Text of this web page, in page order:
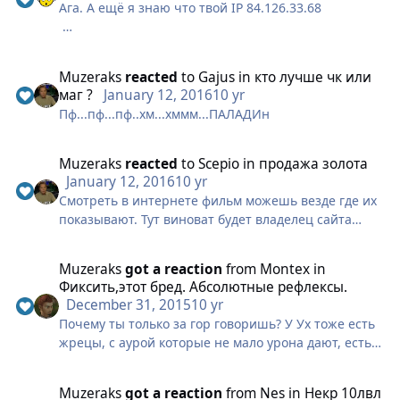
а что имеет рог? огромный дд, догоняющие скиллы
тотема который за секунды сливает неточенных
игроков, заканчивая хил тотетом который за
секунды будет держать шаму фулл хп.
ЧК? да он вообще всегда имел контроль, а щас ещё
и полный
Некр? У него одна яма чего стоит, если 9-ти
секундный сон не рассматривать.
А что имеет жрец? Может продолговатый предмет
за щекой?
Вы вообще смотрите, что у нас кроме угрозы и
расплаты ничего нормального нет, станов мы
Мне абсолютно всёравно что вы мне ответите, я
Ага. А ещё я знаю что твой IP 84.126.33.68
У тут у всех на уме складывается "УУУ ВЗАЛАМАТЬ
НИЗЯ ВЫ ЧО" А на самом деле таких людей куча,
просто это не освещается.
их какой то студент ломает.
Повезло что он не игрок варспира, да?
Muzeraks reacted to Gajus in кто лучше чк или
маг ?
January 12, 201610 yr
Пф...пф...пф..хм...хммм...ПАЛАДИн
Muzeraks reacted toScepio in продажа золота
January 12, 201610 yr
Смотреть в интернете фильм можешь везде где их
показывают. Тут виноват будет владелец сайта
вопрос.
Muzeraksgot a reaction from Montex in
Фиксить,этот бред. Абсолютные рефлексы.
December 31, 201510 yr
Почему ты только за гор говоришь? У Ух тоже есть
жрецы, с аурой которые не мало урона дают, есть
Muzeraksgot a reaction from Nes in Некр 10лвл